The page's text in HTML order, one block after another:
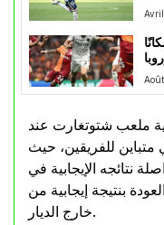
ملعب شتوتغارت عند
متباين للفريقين، حيث
نتائجه الإيجابية في
بنتيجة إيجابية من
خارج الديار.